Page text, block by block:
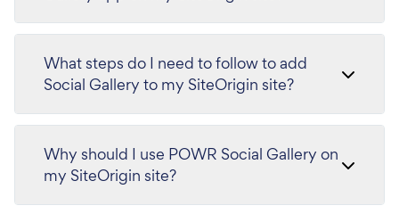
What steps do I need to follow to add
Social Gallery to my SiteOrigin site?
Why should I use POWR Social Gallery on
my SiteOrigin site?